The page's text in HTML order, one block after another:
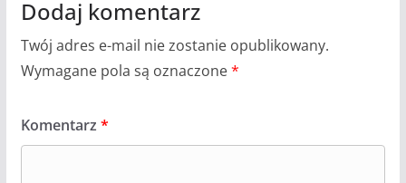
Dodaj komentarz
Twój adres e-mail nie zostanie opublikowany.
Wymagane pola są oznaczone*
Komentarz *